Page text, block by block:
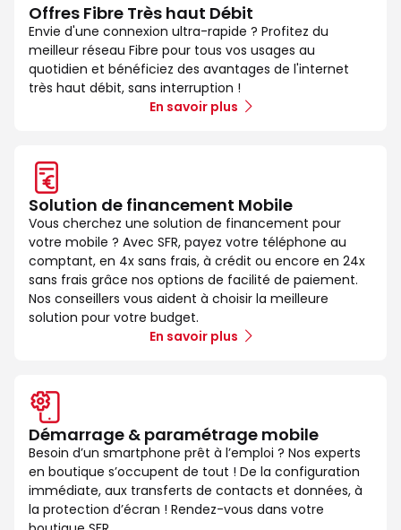
Offres Fibre Très haut Débit
Envie d'une connexion ultra-rapide ? Profitez du
meilleur réseau Fibre pour tous vos usages au
quotidien et bénéficiez des avantages de l'internet
très haut débit, sans interruption !
En savoir plus
Solution de financement Mobile
Vous cherchez une solution de financement pour
votre mobile ? Avec SFR, payez votre téléphone au
comptant, en 4x sans frais, à crédit ou encore en 24x
sans frais grâce nos options de facilité de paiement.
Nos conseillers vous aident à choisir la meilleure
solution pour votre budget.
En savoir plus
Démarrage & paramétrage mobile
Besoin d’un smartphone prêt à l’emploi ? Nos experts
en boutique s’occupent de tout ! De la configuration
immédiate, aux transferts de contacts et données, à
la protection d’écran ! Rendez-vous dans votre